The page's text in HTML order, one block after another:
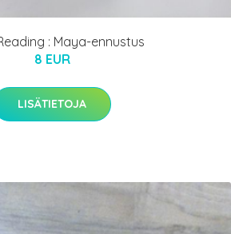
: Maya-ennustus
8 EUR
LISÄTIETOJA